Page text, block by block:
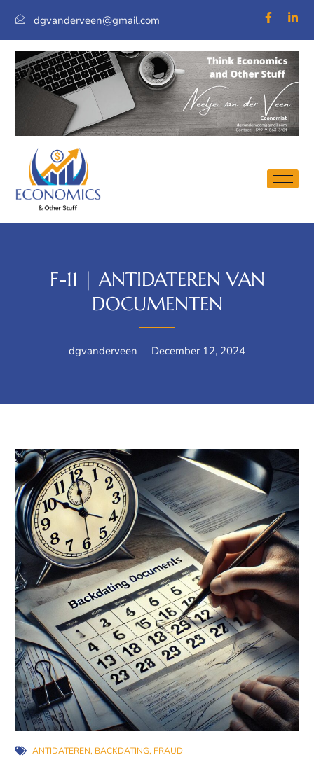
dgvanderveen@gmail.com
F-11 | ANTIDATEREN VAN
DOCUMENTEN
dgvanderveen December 12, 2024
ANTIDATEREN, BACKDATING, FRAUD